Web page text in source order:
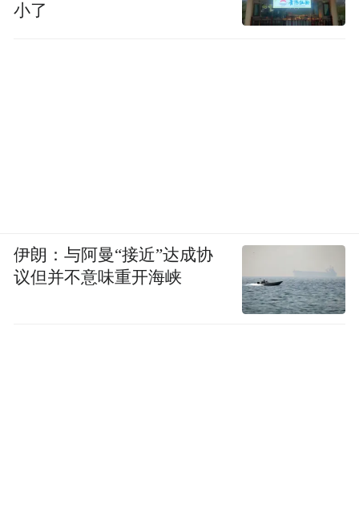
小了
伊朗：与阿曼“接近”达成协
议但并不意味重开海峡